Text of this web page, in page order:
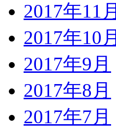
2017年11月
2017年10月
2017年9月
2017年8月
2017年7月